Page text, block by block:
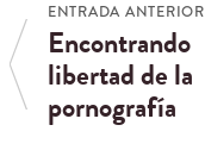
ENTRADA ANTERIOR
Encontrando
libertad de la
pornografía